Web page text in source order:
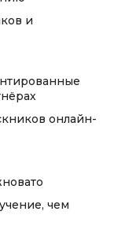
и
онлайн-
чем